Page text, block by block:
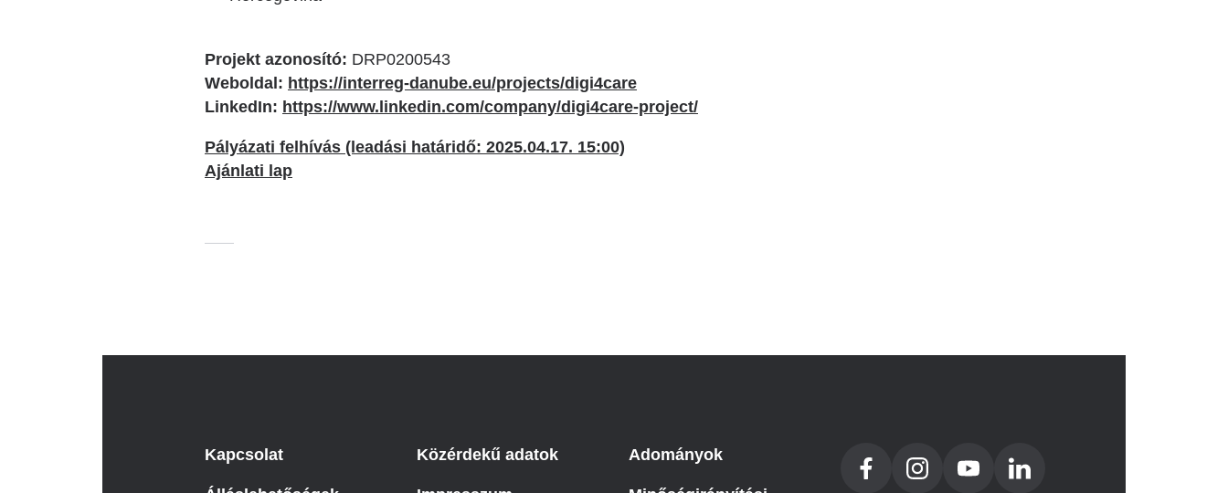
Projekt azonosító: DRP0200543
Weboldal: https://interreg-danube.eu/projects/digi4care
LinkedIn: https://www.linkedin.com/company/digi4care-project/
Pályázati felhívás (leadási határidő: 2025.04.17. 15:00)
Ajánlati lap
Kapcsolat Közérdekű adatok Adományok